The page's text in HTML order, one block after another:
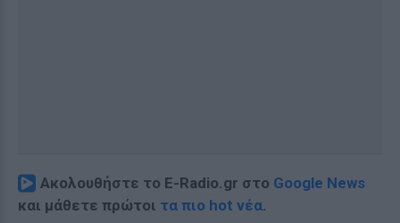
Ακολουθήστε το E-Radio.gr στο Google News
και μάθετε πρώτοι τα πιο hot νέα.